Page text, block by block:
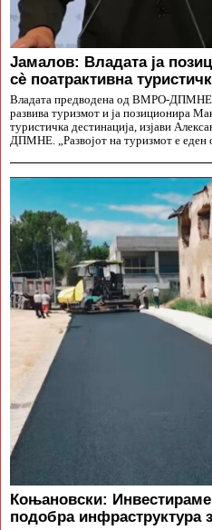
Јамалов: Владата ја
сè поатрактивна
Владата предводена од ВМРО-ДПМНЕ
развива туризмот и ја позиционира
туристичка дестинација, изјави
ДПМНЕ. „Развојот на туризмот е еден
Коњановски:
подобра инфраструктура